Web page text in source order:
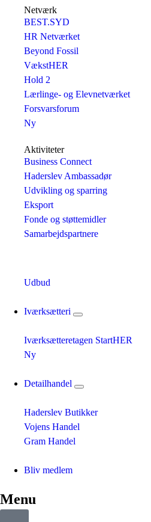
Netværk
BEST.SYD
HR Netværket
Beyond Fossil
VækstHER
Hold 2
Lærlinge- og Elevnetværket
Forsvarsforum
Ny
Aktiviteter
Business Connect
Haderslev Ambassadør
Udvikling og sparring
Eksport
Fonde og støttemidler
Samarbejdspartnere
Udbud
Iværksætteri
Iværksætteretagen StartHER
Ny
Detailhandel
Haderslev Butikker
Vojens Handel
Gram Handel
Bliv medlem
Menu